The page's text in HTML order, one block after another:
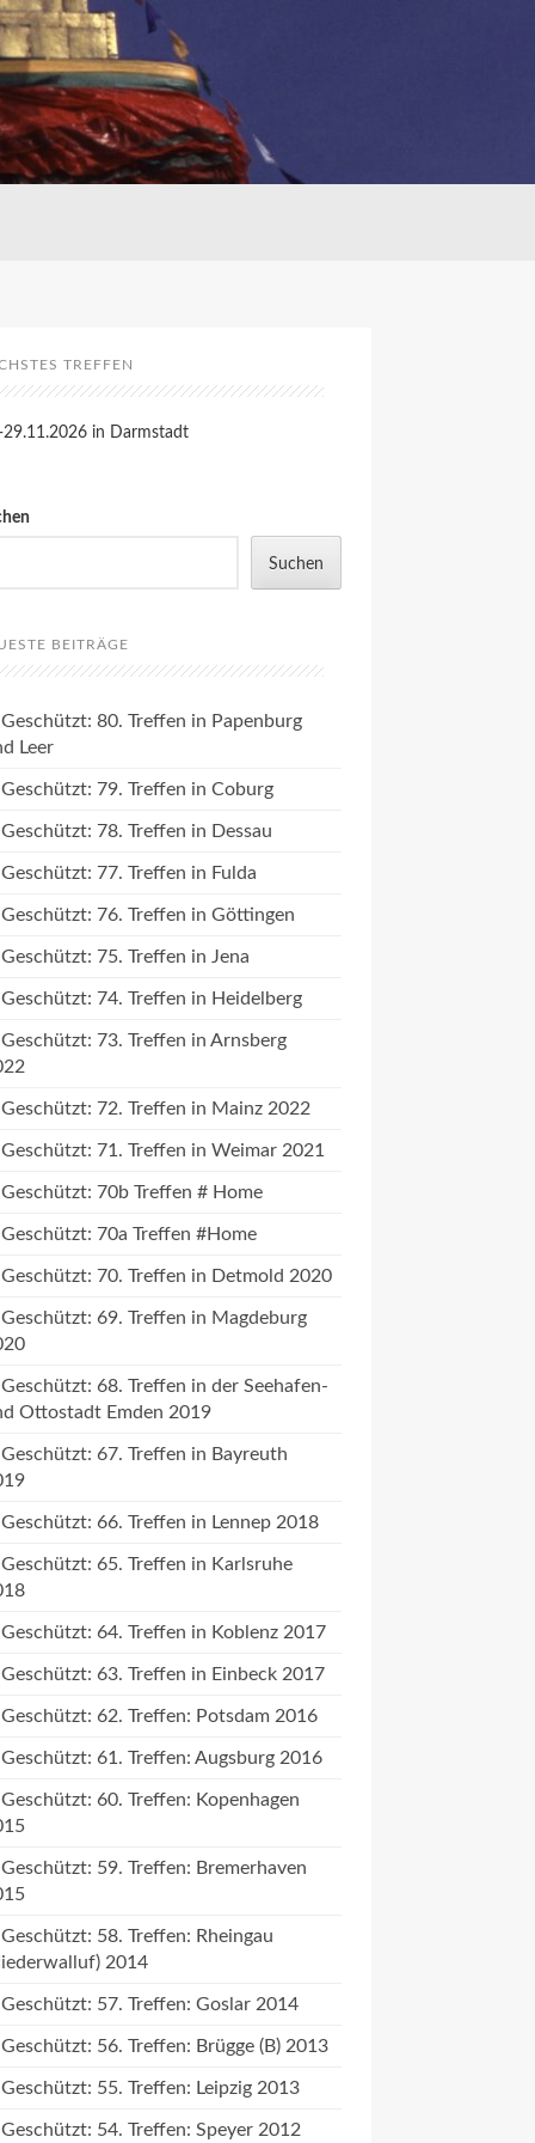
TREFFEN
29.11.2026 in Darmstadt
Suchen
BEITRÄGE
Geschützt: 80. Treffen in Papenburg
Leer
Geschützt: 79. Treffen in Coburg
Geschützt: 78. Treffen in Dessau
Geschützt: 77. Treffen in Fulda
Geschützt: 76. Treffen in Göttingen
Geschützt: 75. Treffen in Jena
Geschützt: 74. Treffen in Heidelberg
Geschützt: 73. Treffen in Arnsberg
Geschützt: 72. Treffen in Mainz 2022
Geschützt: 71. Treffen in Weimar 2021
Geschützt: 70b Treffen # Home
Geschützt: 70a Treffen #Home
Geschützt: 70. Treffen in Detmold 2020
Geschützt: 69. Treffen in Magdeburg
Geschützt: 68. Treffen in der Seehafen-
Ottostadt Emden 2019
Geschützt: 67. Treffen in Bayreuth
Geschützt: 66. Treffen in Lennep 2018
Geschützt: 65. Treffen in Karlsruhe
Geschützt: 64. Treffen in Koblenz 2017
Geschützt: 63. Treffen in Einbeck 2017
Geschützt: 62. Treffen: Potsdam 2016
Geschützt: 61. Treffen: Augsburg 2016
Geschützt: 60. Treffen: Kopenhagen
Geschützt: 59. Treffen: Bremerhaven
Geschützt: 58. Treffen: Rheingau
2014
Geschützt: 57. Treffen: Goslar 2014
Geschützt: 56. Treffen: Brügge (B) 2013
Geschützt: 55. Treffen: Leipzig 2013
Geschützt: 54. Treffen: Speyer 2012